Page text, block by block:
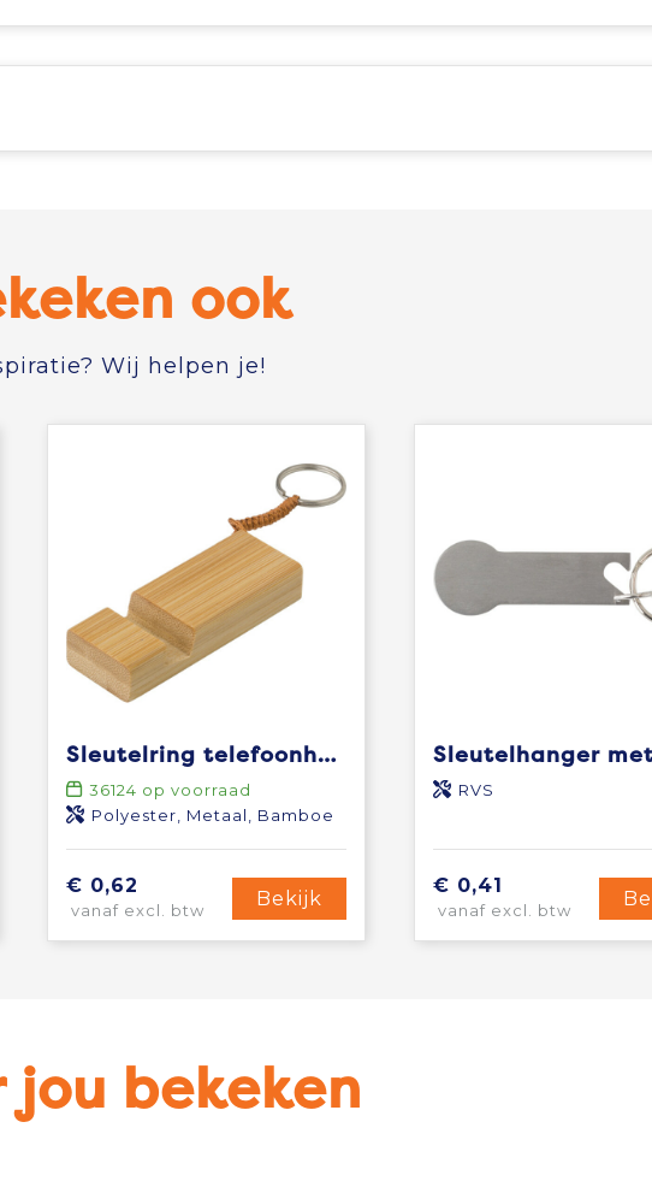
ook
Wij helpen je!
Sleutelring telefoonhouder Kian | Bamboe
36124 op voorraad
Polyester, Metaal, Bamboe
€ 0,62
vanaf excl. btw
Bekijk
RVS
€ 0,41
vanaf excl. btw
bekeken